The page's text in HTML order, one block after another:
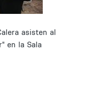
asisten al
en la Sala